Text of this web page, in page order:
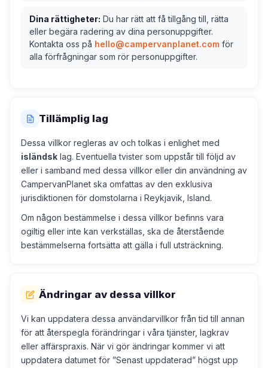
Dina rättigheter: Du har rätt att få tillgång till, rätta
eller begära radering av dina personuppgifter.
Kontakta oss på hello@campervanplanet.com för
alla förfrågningar som rör personuppgifter.
Tillämplig lag
Dessa villkor regleras av och tolkas i enlighet med
isländsk lag. Eventuella tvister som uppstår till följd av
eller i samband med dessa villkor eller din användning av
CampervanPlanet ska omfattas av den exklusiva
jurisdiktionen för domstolarna i Reykjavik, Island.
Om någon bestämmelse i dessa villkor befinns vara
ogiltig eller inte kan verkställas, ska de återstående
bestämmelserna fortsätta att gälla i full utsträckning.
Ändringar av dessa villkor
Vi kan uppdatera dessa användarvillkor från tid till annan
för att återspegla förändringar i våra tjänster, lagkrav
eller affärspraxis. När vi gör ändringar kommer vi att
uppdatera datumet för ”Senast uppdaterad” högst upp